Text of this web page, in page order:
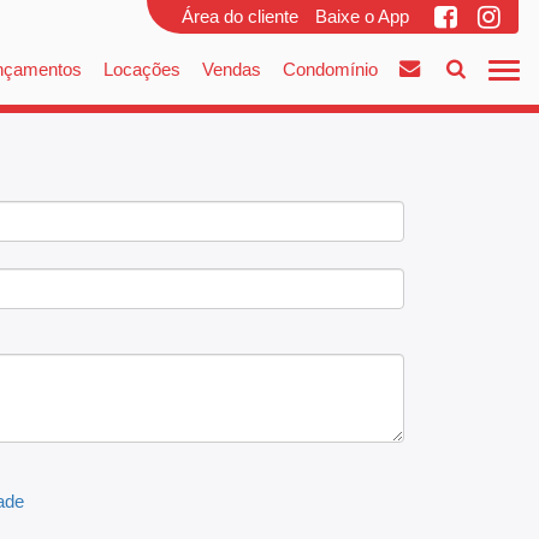
Área do cliente Baixe o App
Locações Vendas Condomínio